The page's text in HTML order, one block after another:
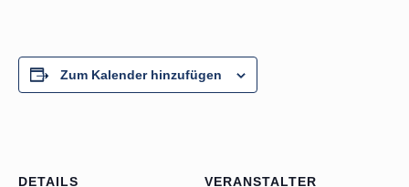
Zum Kalender hinzufügen
DETAILS
VERANSTALTER